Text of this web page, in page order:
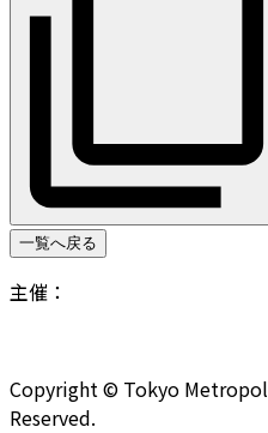
一覧へ戻る
主催：
Copyright © Tokyo
Reserved.